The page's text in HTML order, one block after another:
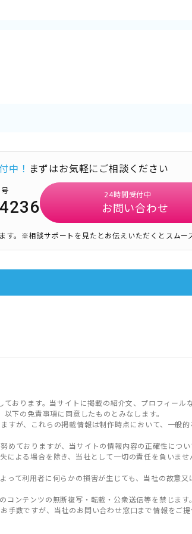
中！ まずはお気軽にご相談ください
24時間受付中
お問い合わせ
。 ※相談サポートを見たとお伝えいただくとスムー
おります。当サイトに掲載の紹介文、プロフィール
下の免責事項に同意したものとみなします。
すが、これらの掲載情報は制作時点において、一般
めておりますが、当サイトの情報内容の正確性につ
による場合を除き、当社として一切の責任を負いま
って利用者に何らかの損害が生じても、当社の故意
コンテンツの無断複写・転載・公衆送信等を禁じます
手数ですが、当社のお問い合わせ窓口まで情報をご